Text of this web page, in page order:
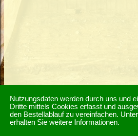
Nutzungsdaten werden durch uns und
Dritte mittels Cookies erfasst und
den Bestellablauf zu vereinfachen. Unter
erhalten Sie weitere Informationen.